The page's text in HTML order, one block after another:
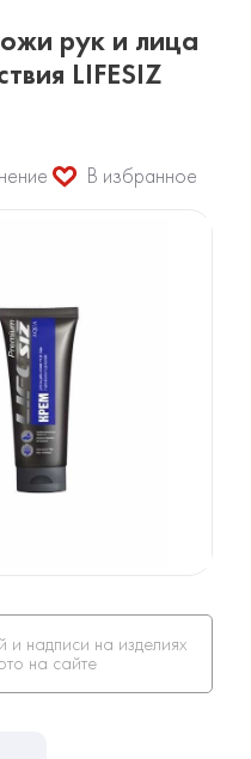
рук и лица
LIFESIZ
В избранное
надписи на изделиях
на сайте